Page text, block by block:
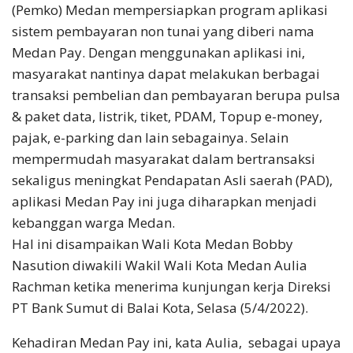
(Pemko) Medan mempersiapkan program aplikasi
sistem pembayaran non tunai yang diberi nama
Medan Pay. Dengan menggunakan aplikasi ini,
masyarakat nantinya dapat melakukan berbagai
transaksi pembelian dan pembayaran berupa pulsa
& paket data, listrik, tiket, PDAM, Topup e-money,
pajak, e-parking dan lain sebagainya. Selain
mempermudah masyarakat dalam bertransaksi
sekaligus meningkat Pendapatan Asli saerah (PAD),
aplikasi Medan Pay ini juga diharapkan menjadi
kebanggan warga Medan.
Hal ini disampaikan Wali Kota Medan Bobby
Nasution diwakili Wakil Wali Kota Medan Aulia
Rachman ketika menerima kunjungan kerja Direksi
PT Bank Sumut di Balai Kota, Selasa (5/4/2022).
Kehadiran Medan Pay ini, kata Aulia, sebagai upaya